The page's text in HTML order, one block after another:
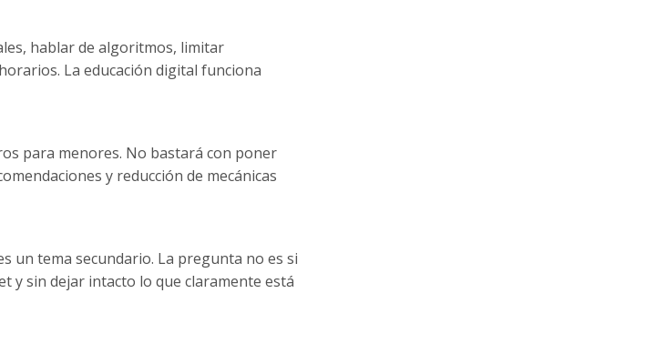
hablar de algoritmos, limitar
La educación digital funciona
para menores. No bastará con poner
y reducción de mecánicas
un tema secundario. La pregunta no es si
y sin dejar intacto lo que claramente está